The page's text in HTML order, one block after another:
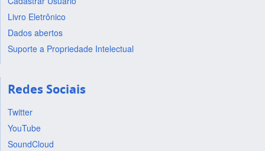
Livro Eletrônico
Dados abertos
Suporte a Propriedade Intelectual
Redes Sociais
Twitter
YouTube
SoundCloud